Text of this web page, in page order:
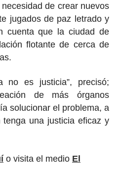
de crear nuevos
jugados de paz letrado y
cuenta que la ciudad de
flotante de cerca de
no es justicia”, precisó;
de más órganos
solucionar el problema, a
una justicia eficaz y
o visita el medio El